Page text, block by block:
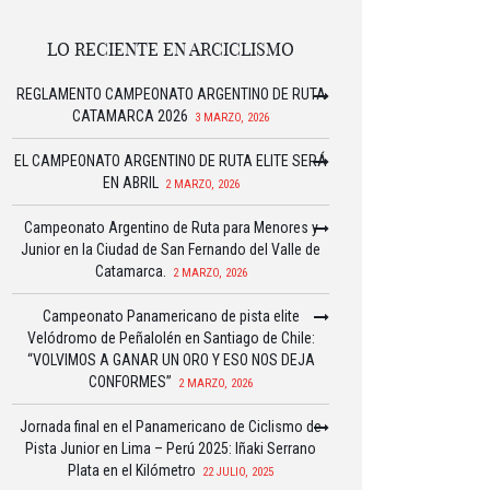
LO RECIENTE EN ARCICLISMO
REGLAMENTO CAMPEONATO ARGENTINO DE RUTA
CATAMARCA 2026
3 MARZO, 2026
EL CAMPEONATO ARGENTINO DE RUTA ELITE SERÁ
EN ABRIL
2 MARZO, 2026
Campeonato Argentino de Ruta para Menores y
Junior en la Ciudad de San Fernando del Valle de
Catamarca.
2 MARZO, 2026
Campeonato Panamericano de pista elite
Velódromo de Peñalolén en Santiago de Chile:
“VOLVIMOS A GANAR UN ORO Y ESO NOS DEJA
CONFORMES”
2 MARZO, 2026
Jornada final en el Panamericano de Ciclismo de
Pista Junior en Lima – Perú 2025: Iñaki Serrano
Plata en el Kilómetro
22 JULIO, 2025